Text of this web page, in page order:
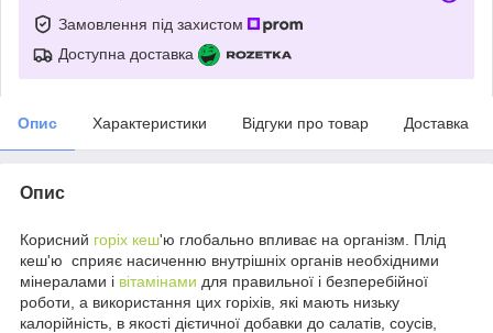
Замовлення під захистом
Доступна доставка
Опис Характеристики Відгуки про товар Доставка
Опис
Корисний горіх кеш'ю глобально впливає на організм. Плід
кеш'ю сприяє насиченню внутрішніх органів необхідними
мінералами і вітамінами для правильної і безперебійної
роботи, а використання цих горіхів, які мають низьку
калорійність, в якості дієтичної добавки до салатів, соусів,